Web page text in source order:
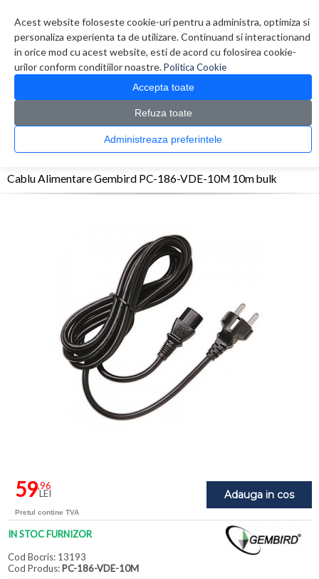
Acest website foloseste cookie-uri pentru a administra, optimiza si
personaliza experienta ta de utilizare. Continuand si interactionand
in orice mod cu acest website, esti de acord cu folosirea cookie-
urilor conform conditiilor noastre.Politica Cookie
Accepta toate
Refuza toate
Administreaza preferintele
0 produs(e)
CATALOG PRODUSE
Componente PC > Cabluri > Cablu Alimentare Gembird PC-186-VDE-
Cablu Alimentare Gembird PC-186-VDE-10M 10m bulk
Adauga in cos
59,96
LEI
Pretul contine TVA
IN STOC FURNIZOR
Cod Bocris: 13193
Cod Produs: PC-186-VDE-10M